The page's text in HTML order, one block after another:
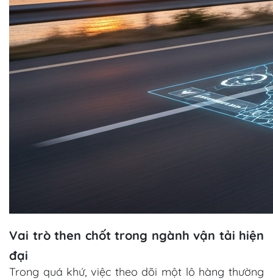
Vai trò then chốt trong ngành vận tải hiện
đại
Trong quá khứ, việc theo dõi một lô hàng thường